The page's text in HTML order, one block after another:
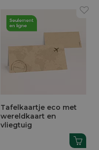
Tafelkaartje eco met
wereldkaart en
vliegtuig